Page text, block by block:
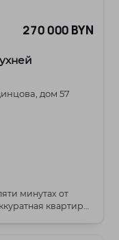
270 000 BYN
дом 57
минутах от